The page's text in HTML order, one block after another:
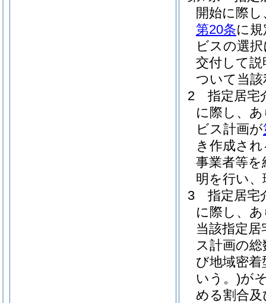
開始に際
第20条に
ビスの選
交付して
ついて当
2
指定居宅
に際し、
ビス計画が
き作成さ
事業者等
明を行い
3
指定居宅
に際し、
当該指定
ス計画の
び地域密着
いう。)が
める割合